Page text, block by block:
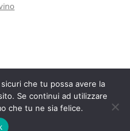
che tu possa avere la
Se continui ad utilizzare
che tu ne sia felice.